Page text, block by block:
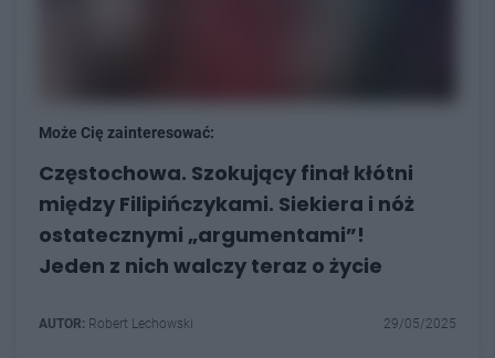
Może Cię zainteresować:
Częstochowa. Szokujący finał kłótni
między Filipińczykami. Siekiera i nóż
ostatecznymi „argumentami”!
Jeden z nich walczy teraz o życie
AUTOR: Robert Lechowski 29/05/2025